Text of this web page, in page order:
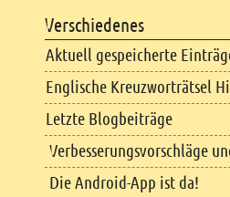
Verschiedenes
Aktuell gespeicherte
Englische Kreuzworträtsel
Letzte Blogbeiträge
Verbesserungsvorschläge
Die Android-App ist da!